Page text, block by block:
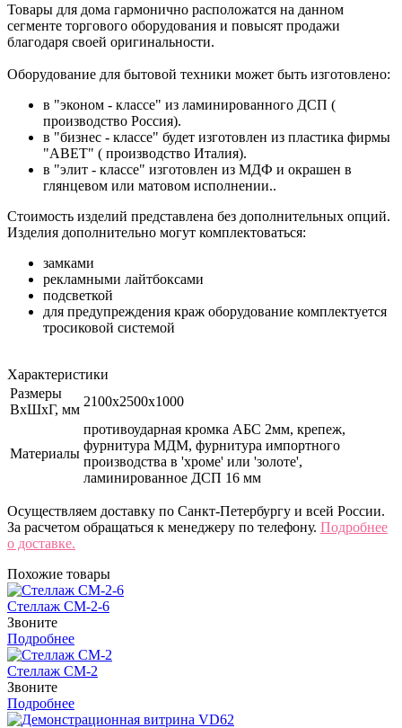
Товары для дома гармонично расположатся на данном
сегменте торгового оборудования и повысят продажи
благодаря своей оригинальности.
Оборудование для бытовой техники может быть изготовлено:
в "эконом - классе" из ламинированного ДСП (
производство Россия).
в "бизнес - классе" будет изготовлен из пластика фирмы
"АВET" ( производство Италия).
в "элит - классе" изготовлен из МДФ и окрашен в
глянцевом или матовом исполнении..
Стоимость изделий представлена без дополнительных опций.
Изделия дополнительно могут комплектоваться:
замками
рекламными лайтбоксами
подсветкой
для предупреждения краж оборудование комплектуется
тросиковой системой
Характеристики
Размеры
ВхШхГ, мм
2100х2500х1000
Материалы
противоударная кромка АБС 2мм, крепеж,
фурнитура МДМ, фурнитура импортного
производства в 'хроме' или 'золоте',
ламинированное ДСП 16 мм
Осуществляем доставку по Санкт-Петербургу и всей России.
За расчетом обращаться к менеджеру по телефону. Подробнее
о доставке.
Похожие товары
Стеллаж СМ-2-6
Звоните
Подробнее
Стеллаж СМ-2
Звоните
Подробнее